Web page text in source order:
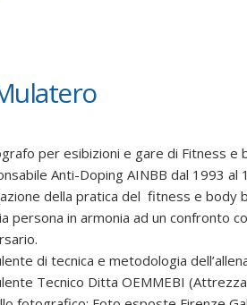
per esibizioni e gare di Fitness e
Anti-Doping AINBB dal 1993 al
della pratica del fitness e body
persona in armonia ad un confronto
di tecnica e metodologia
Tecnico Ditta OEMMEBI